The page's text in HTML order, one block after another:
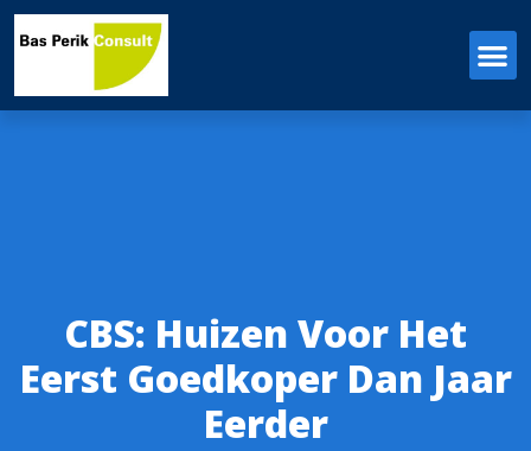
CBS: Huizen Voor Het
Eerst Goedkoper Dan Jaar
Eerder